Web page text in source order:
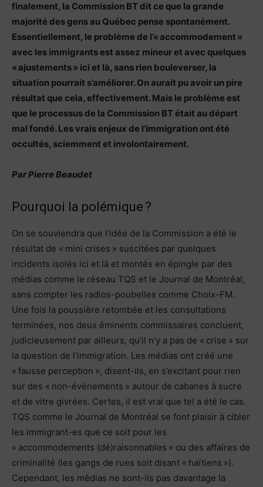
finalement, la Commission BT dit ce que la grande
majorité des gens au Québec pense spontanément.
Essentiellement, le problème de l’« accommodement »
avec les immigrants est assez mineur et avec quelques
« ajustements » ici et là, sans rien bouleverser, la
situation pourrait s’améliorer. On aurait pu avoir un pire
résultat que cela, effectivement. Mais le problème est
que le processus de la Commission BT était au départ
mal fondé. Les vrais enjeux de l’immigration ont été
occultés, sciemment et involontairement.
Par Pierre Beaudet
Pourquoi la polémique ?
On se souviendra que l’idée de la Commission a été le
résultat de « mini crises » suscitées par quelques
incidents isolés ici et là et montés en épingle par des
médias comme le réseau TQS et le Journal de Montréal,
sans compter les radios-poubelles comme Choix-FM.
Une fois la poussière retombée et les consultations
terminées, nos deux éminents commissaires concluent,
judicieusement par ailleurs, qu’il n’y a pas de « crise » sur
la question de l’immigration. Les médias ont créé une
« fausse perception », disent-ils, en s’excitant pour rien
sur des « non-évènements » autour de cabanes à sucre
et de vitre givrées. Certes, il est vrai que tel a été le cas.
TQS comme le Journal de Montréal se font plaisir à cibler
les immigrant-es que ce soit pour les
« accommodements (dé)raisonnables » ou des affaires de
criminalité (les gangs de rues soit disant « haïtiens »).
Cependant, les médias ne sont-ils pas davantage la